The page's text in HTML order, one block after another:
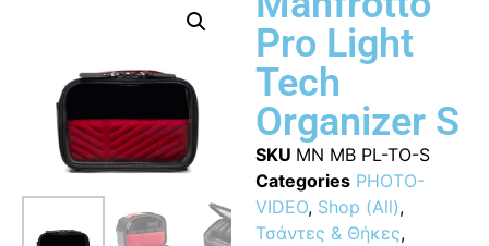
Pro Light
Tech
Organizer S
SKU MN MB PL-TO-S
Categories PHOTO-
VIDEO, Shop (All),
Τσάντες & Θήκες,